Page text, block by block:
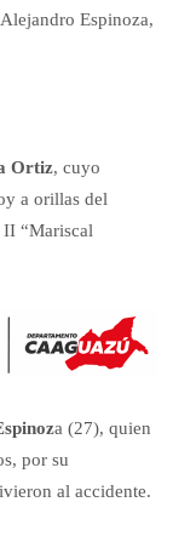
Espinoza,
Ortiz, cuyo
a orillas del
II “Mariscal
a (27), quien
por su
al accidente.